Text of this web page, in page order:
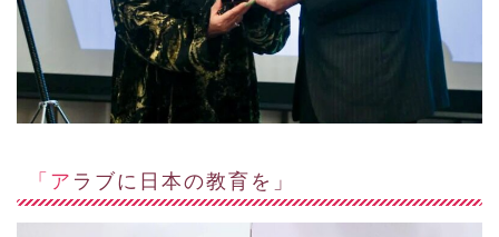
「アラブに日本の教育を」